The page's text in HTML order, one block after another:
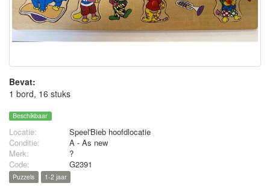
Bevat:
1 bord, 16 stuks
Beschikbaar
Locatie:
Speel'Bieb hoofdlocatie
Conditie:
A - As new
Merk:
?
Code:
G2391
Puzzels 1-2 jaar